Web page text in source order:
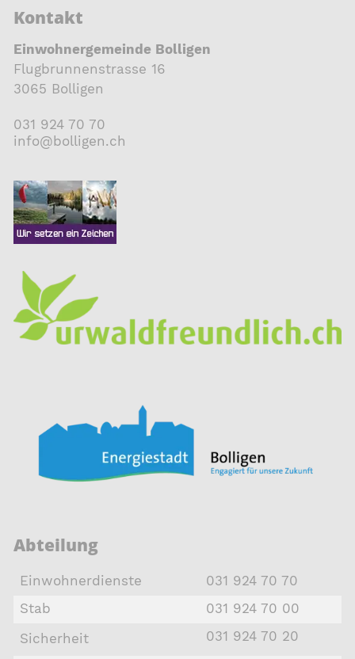
Kontakt
Einwohnergemeinde Bolligen
Flugbrunnenstrasse 16
3065 Bolligen
031 924 70 70
nf
b ll g n ch
Abteilung
Einwohnerdienste
031 924 70 70
Stab
031 924 70 00
Sicherheit
031 924 70 20